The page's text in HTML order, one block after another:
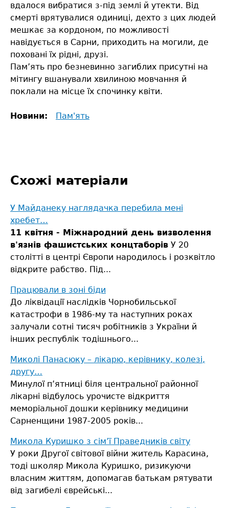
вдалося вибратися з-під землі й утекти. Від
смерті врятувалися одиниці, дехто з цих людей
мешкає за кордоном, по можливості
навідується в Сарни, приходить на могили, де
поховані їх рідні, друзі.
Пам’ять про безневинно загиблих присутні на
мітингу вшанували хвилиною мовчання й
поклали на місце їх спочинку квіти.
Новини: Пам'ять
Схожі матеріали
У Майданеку наглядачка перебила мені
хребет…
11 квітня - Міжнародний день визволення
в'язнів фашистських концтаборів У 20
столітті в центрі Європи народилось і розквітло
відкрите рабство. Під...
Працювали в зоні біди
До ліквідації наслідків Чорнобильської
катастрофи в 1986-му та наступних роках
залучали сотні тисяч робітників з України й
інших республік тодішнього...
Миколі Панасюку – лікарю, керівнику, колезі,
другу…
Минулої п’ятниці біля центральної районної
лікарні відбулось урочисте відкриття
меморіальної дошки керівнику медицини
Сарненщини 1987-2005 років...
Микола Куришко з сім’ї Праведників світу
У роки Другої світової війни житель Карасина,
тоді школяр Микола Куришко, ризикуючи
власним життям, допомагав батькам рятувати
від загибелі єврейські...